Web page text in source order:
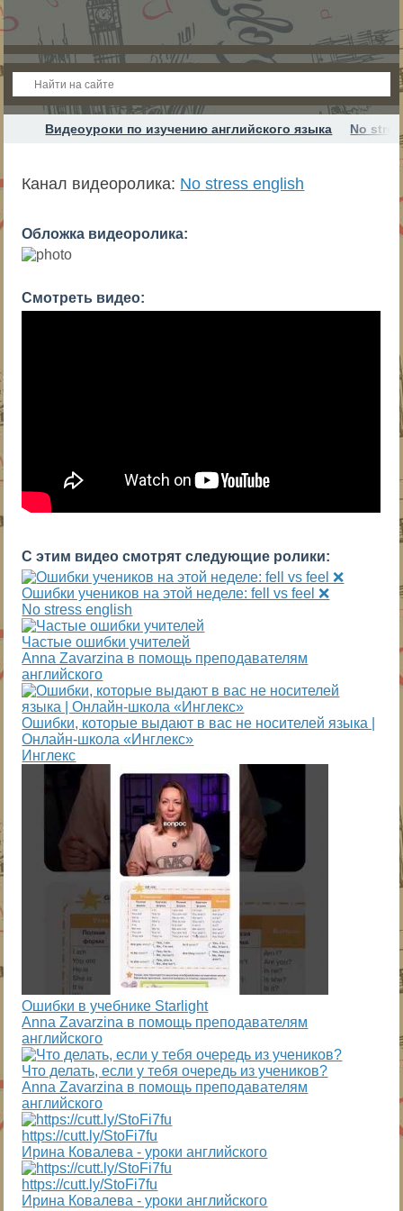
Видеоуроки по изучению английского языка No
Канал видеоролика: No stress english
Обложка видеоролика:
Смотреть видео:
С этим видео смотрят следующие ролики:
Ошибки учеников на этой неделе: fell vs feel ❌
No stress english
Частые ошибки учителей
Anna Zavarzina в помощь преподавателям
английского
Ошибки, которые выдают в вас не носителей языка |
Онлайн-школа «Инглекс»
Инглекс
Ошибки в учебнике Starlight
Anna Zavarzina в помощь преподавателям
английского
Что делать, если у тебя очередь из учеников?
Anna Zavarzina в помощь преподавателям
английского
https://cutt.ly/StoFi7fu
Ирина Ковалева - уроки английского
https://cutt.ly/StoFi7fu
Ирина Ковалева - уроки английского